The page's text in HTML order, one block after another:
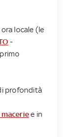
locale (le
-
profondità
e in